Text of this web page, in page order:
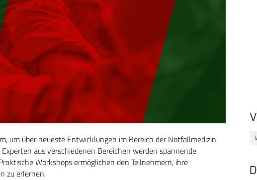
um über neueste Entwicklungen im Bereich der Notfallmedizin
aus verschiedenen Bereichen werden spannende
Workshops ermöglichen den Teilnehmern, ihre
zu erlernen.